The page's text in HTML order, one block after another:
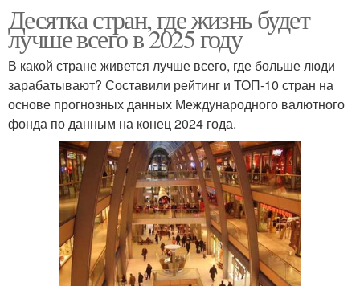
Десятка стран, где жизнь будет
лучше всего в 2025 году
В какой стране живется лучше всего, где больше люди
зарабатывают? Составили рейтинг и ТОП-10 стран на
основе прогнозных данных Международного валютного
фонда по данным на конец 2024 года.